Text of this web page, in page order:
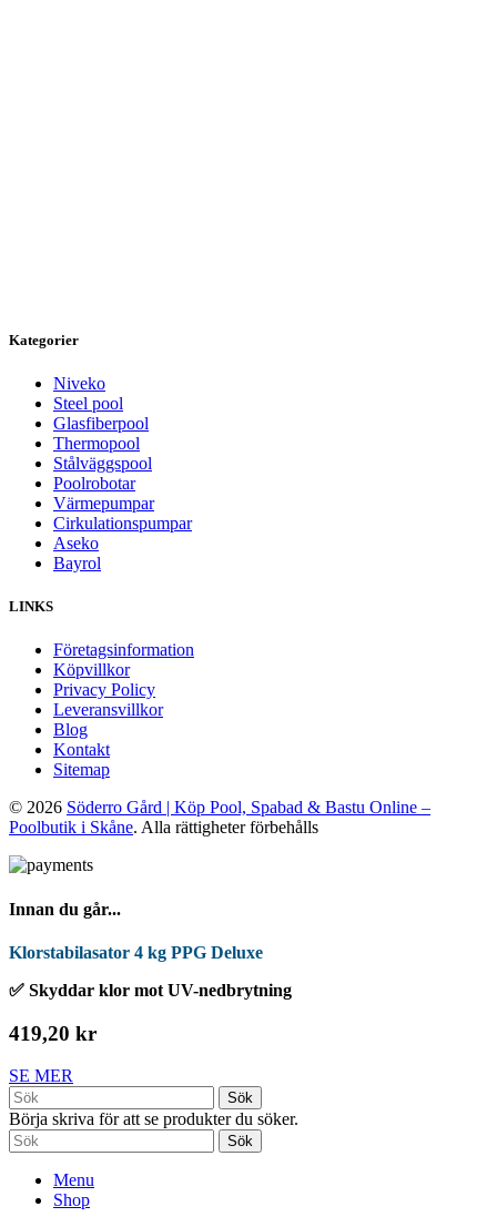
Kategorier
Niveko
Steel pool
Glasfiberpool
Thermopool
Stålväggspool
Poolrobotar
Värmepumpar
Cirkulationspumpar
Aseko
Bayrol
LINKS
Företagsinformation
Köpvillkor
Privacy Policy
Leveransvillkor
Blog
Kontakt
Sitemap
© 2026 Söderro Gård | Köp Pool, Spabad & Bastu Online –
Poolbutik i Skåne. Alla rättigheter förbehålls
Innan du går...
Klorstabilasator 4 kg PPG Deluxe
✅ Skyddar klor mot UV-nedbrytning
419,20 kr
SE MER
Sök
Börja skriva för att se produkter du söker.
Sök
Menu
Shop